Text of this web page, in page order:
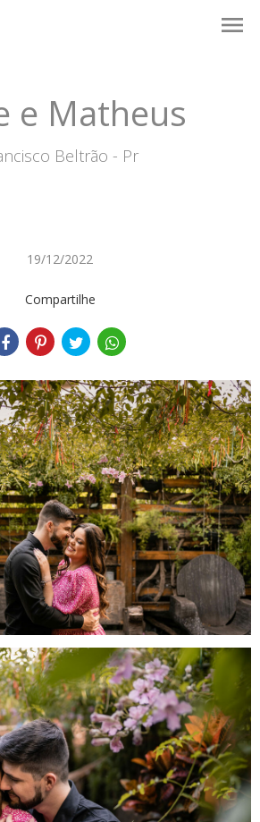
menu
e Matheus
Beltrão - Pr
19/12/2022
Compartilhe